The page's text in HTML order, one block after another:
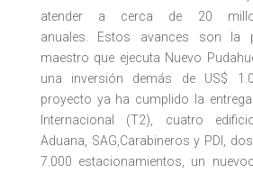
atender a cerca de 20
anuales. Estos avances son la
maestro que ejecuta Nuevo
una inversión demás de US$
proyecto ya ha cumplido la entrega
Internacional (T2), cuatro
Aduana, SAG,Carabineros y PDI,
7.000 estacionamientos, un